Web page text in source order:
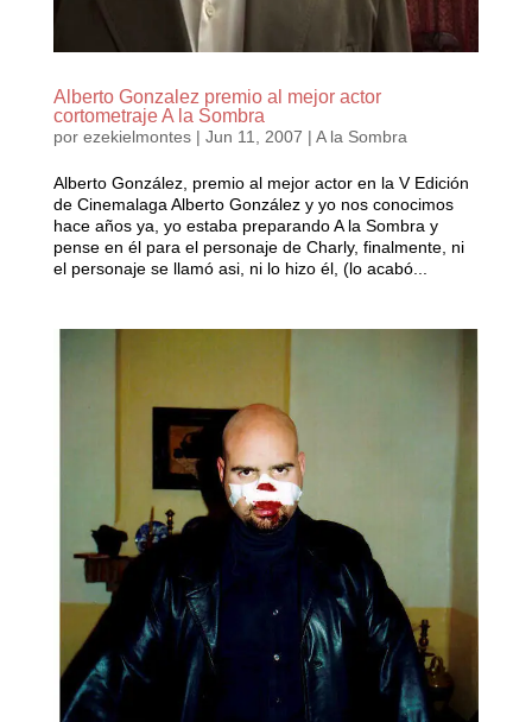
Alberto Gonzalez premio al mejor actor
cortometraje A la Sombra
por ezekielmontes| Jun 11, 2007 | A la Sombra
Alberto González, premio al mejor actor en la V Edición
de Cinemalaga Alberto González y yo nos conocimos
hace años ya, yo estaba preparando A la Sombra y
pense en él para el personaje de Charly, finalmente, ni
el personaje se llamó asi, ni lo hizo él, (lo acabó...